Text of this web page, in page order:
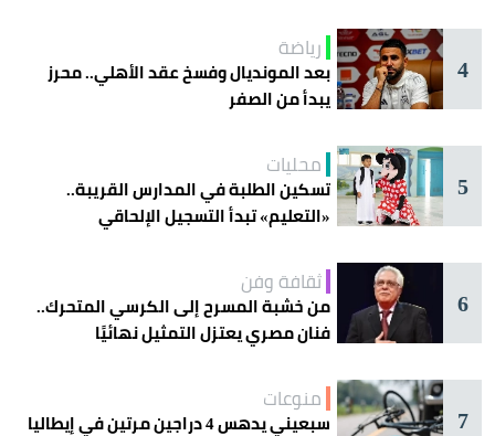
4
رياضة
بعد المونديال وفسخ عقد الأهلي.. محرز
يبدأ من الصفر
5
محليات
تسكين الطلبة في المدارس القريبة..
«التعليم» تبدأ التسجيل الإلحاقي
6
ثقافة وفن
من خشبة المسرح إلى الكرسي المتحرك..
فنان مصري يعتزل التمثيل نهائيًا
7
منوعات
سبعيني يدهس 4 دراجين مرتين في إيطاليا